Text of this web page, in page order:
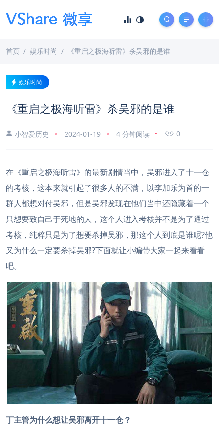
首页 娱乐时尚 《重启之极海听雷》杀吴邪的是谁
娱乐时尚
《重启之极海听雷》杀吴邪的是谁
小智爱历史 2024-01-19 4 分钟阅读 0
在《重启之极海听雷》的最新剧情当中，吴邪进入了十一仓
的考核，这本来就引起了很多人的不满，以李加乐为首的一
群人都想对付吴邪，但是吴邪发现在他们当中还隐藏着一个
只想要致自己于死地的人，这个人进入考核并不是为了通过
考核，纯粹只是为了想要杀掉吴邪，那这个人到底是谁呢?他
又为什么一定要杀掉吴邪?下面就让小编带大家一起来看看
吧。
丁主管为什么想让吴邪离开十一仓？